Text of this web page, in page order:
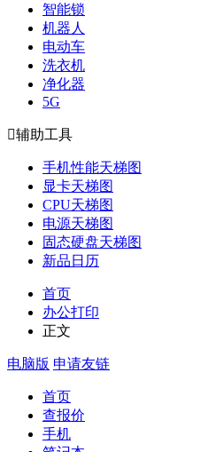
智能锁
机器人
电动车
洗衣机
净化器
5G
辅助工具
手机性能天梯图
显卡天梯图
CPU天梯图
电源天梯图
固态硬盘天梯图
新品日历
首页
办公打印
正文
电脑版 申请友链
首页
查报价
手机